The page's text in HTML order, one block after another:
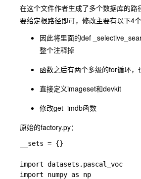
在这个文件作者生成了多个数据库的路
要给定根路径即可，修改主要有以下4个
因此将里面的def
整个注释掉
函数之后有两个多级的for循环，
直接定义imageset和devkit
修改get_imdb函数
原始的factory.py：
__sets = {}
import datasets.pascal_voc
import numpy as np